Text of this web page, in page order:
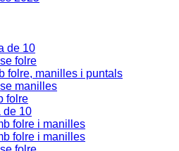
de 10
folre
folre, manilles i puntals
manilles
folre
de 10
folre i manilles
folre i manilles